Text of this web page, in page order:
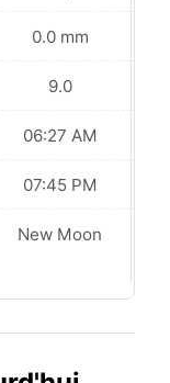
0.0 mm
9.0
06:27 AM
07:45 PM
New Moon